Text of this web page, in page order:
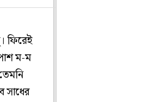
ফিরেই
ম-ম
সাধের